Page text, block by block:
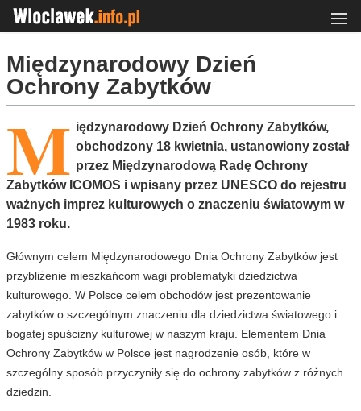
Międzynarodowy Dzień
Ochrony Zabytków
M iędzynarodowy Dzień Ochrony Zabytków,
obchodzony 18 kwietnia, ustanowiony został
przez Międzynarodową Radę Ochrony
Zabytków ICOMOS i wpisany przez UNESCO do rejestru
ważnych imprez kulturowych o znaczeniu światowym w
1983 roku.
Głównym celem Międzynarodowego Dnia Ochrony Zabytków jest
przybliżenie mieszkańcom wagi problematyki dziedzictwa
kulturowego. W Polsce celem obchodów jest prezentowanie
zabytków o szczególnym znaczeniu dla dziedzictwa światowego i
bogatej spuścizny kulturowej w naszym kraju. Elementem Dnia
Ochrony Zabytków w Polsce jest nagrodzenie osób, które w
szczególny sposób przyczyniły się do ochrony zabytków z różnych
dziedzin.